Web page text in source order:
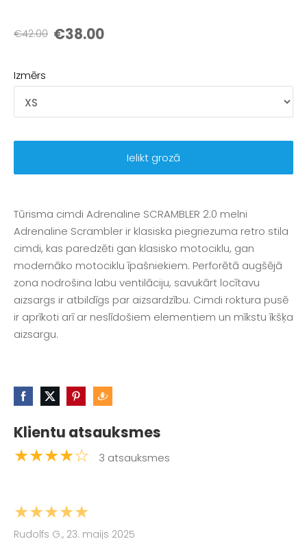
€42.00 €38.00
Izmērs
Ielikt grozā
Tūrisma cimdi Adrenaline SCRAMBLER 2.0 melni
Adrenaline Scrambler ir klasiska piegriezuma retro stila
cimdi, kas paredzēti gan klasisko motociklu, gan
modernāko motociklu īpašniekiem. Perforētā augšējā
zona nodrošina labu ventilāciju, savukārt locītavu
aizsargs ir atbildīgs par aizsardzību. Cimdi roktura pusē
ir aprīkoti arī ar neslīdošiem elementiem un mīkstu īkšķa
aizsargu.
Klientu atsauksmes
★★★★☆ 3 atsauksmes
★★★★★
Rudolfs G., 23. maijs 2025